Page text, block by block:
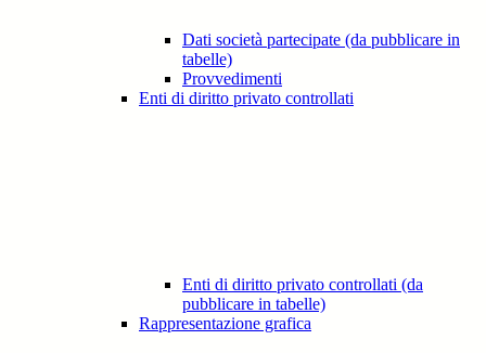
Dati società partecipate (da pubblicare in
tabelle)
Provvedimenti
Enti di diritto privato controllati
Enti di diritto privato controllati (da
pubblicare in tabelle)
Rappresentazione grafica